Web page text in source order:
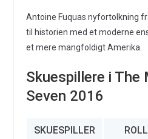
Antoine Fuquas nyfortolkning
til historien med et moderne
et mere mangfoldigt Amerika.
Skuespillere i The
Seven 2016
SKUESPILLER